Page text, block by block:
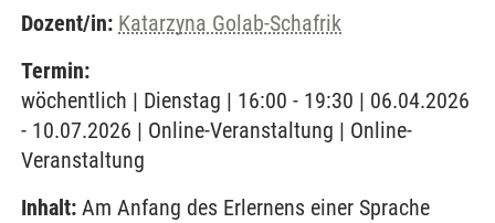
Dozent/in: Katarzyna Golab-Schafrik
Termin:
wöchentlich | Dienstag | 16:00 - 19:30 | 06.04.2026
- 10.07.2026 | Online-Veranstaltung | Online-
Veranstaltung
Inhalt: Am Anfang des Erlernens einer Sprache